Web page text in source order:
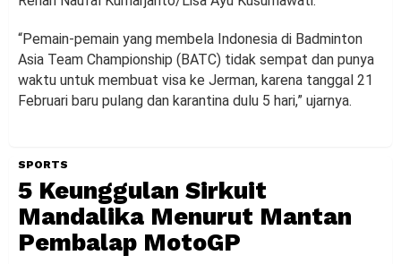
“Pemain-pemain yang membela Indonesia di Badminton
Asia Team Championship (BATC) tidak sempat dan punya
waktu untuk membuat visa ke Jerman, karena tanggal 21
Februari baru pulang dan karantina dulu 5 hari,” ujarnya.
SPORTS
5 Keunggulan Sirkuit
Mandalika Menurut Mantan
Pembalap MotoGP